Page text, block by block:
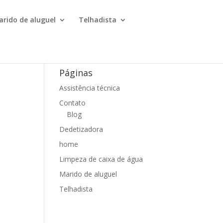
de aluguel Telhadista
Páginas
Assistência técnica
Contato
Blog
Dedetizadora
home
Limpeza de caixa de água
Marido de aluguel
Telhadista